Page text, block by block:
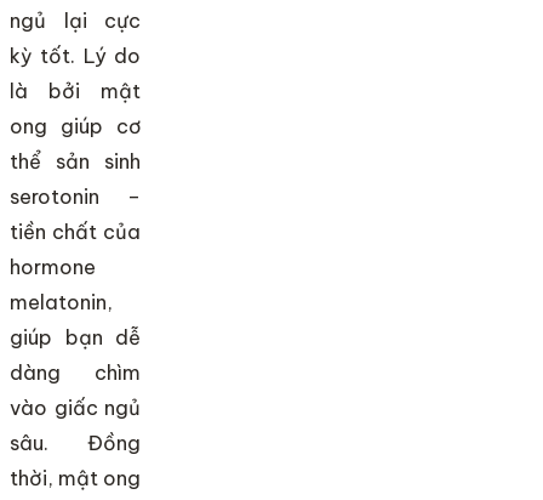
ngủ lại cực
kỳ tốt. Lý do
là bởi mật
ong giúp cơ
thể sản sinh
serotonin –
tiền chất của
hormone
melatonin,
giúp bạn dễ
dàng chìm
vào giấc ngủ
sâu. Đồng
thời, mật ong